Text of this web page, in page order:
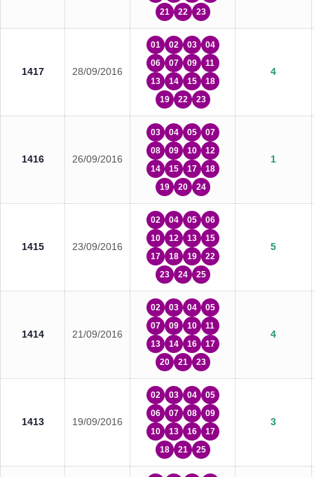
21
22 23
1417 28/09/2016
01 02 03
04
06
07 09
11
13
14 15
18
19
22 23
4
1416 26/09/2016
03 04 05
07
08
09 10
12
14
15 17
18
19
20 24
1
1415 23/09/2016
02 04 05
06
10
12 13
15
17
18 19
22
23
24 25
5
1414 21/09/2016
02 03 04
05
07
09 10
11
13
14 16
17
20
21 23
4
1413 19/09/2016
02 03 04
05
06
07 08
09
10
13 16
17
18
21 25
3